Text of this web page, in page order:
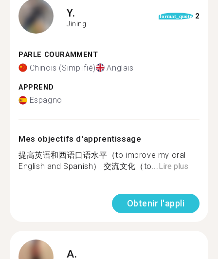
Y.
Jining
format_quote 2
PARLE COURAMMENT
Chinois (Simplifié) Anglais
APPREND
Espagnol
Mes objectifs d'apprentissage
提高英语和西语口语水平（to improve my oral
English and Spanish） 交流文化（to...Lire plus
Obtenir l'appli
A.